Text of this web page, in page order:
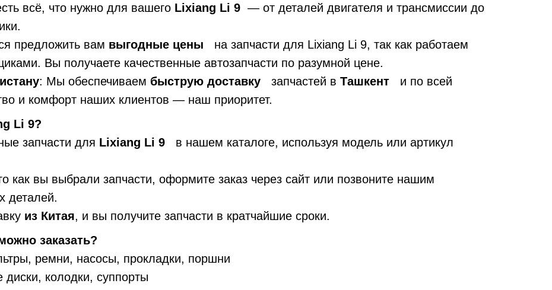
всё, что нужно для вашего Lixiang Li 9 — от деталей двигателя и трансмиссии до
предложить вам выгодные цены
на запчасти для Lixiang Li 9, так как работаем
Вы получаете качественные автозапчасти по разумной цене.
: Мы обеспечиваем быструю доставку запчастей в Ташкент
и по всей
и комфорт наших клиентов — наш приоритет.
Li 9?
запчасти для Lixiang Li 9
в нашем каталоге, используя модель или артикул
как вы выбрали запчасти, оформите заказ через сайт или позвоните нашим
деталей.
из Китая, и вы получите запчасти в кратчайшие сроки.
заказать?
ремни, насосы, прокладки, поршни
диски, колодки, суппорты